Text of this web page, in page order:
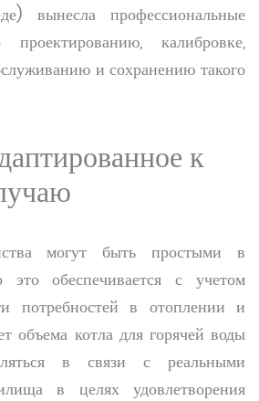
вынесла профессиональные
калибровке,
и сохранению такого
к
могут быть простыми в
это обеспечивается с учетом
потребностей в отоплении и
объема котла для горячей воды
в связи с реальными
в целях удовлетворения